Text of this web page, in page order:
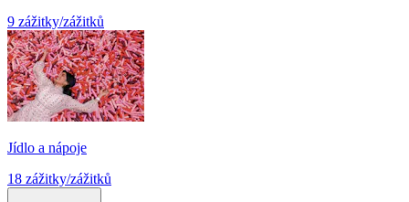
9 zážitky/zážitků
Jídlo a nápoje
18 zážitky/zážitků